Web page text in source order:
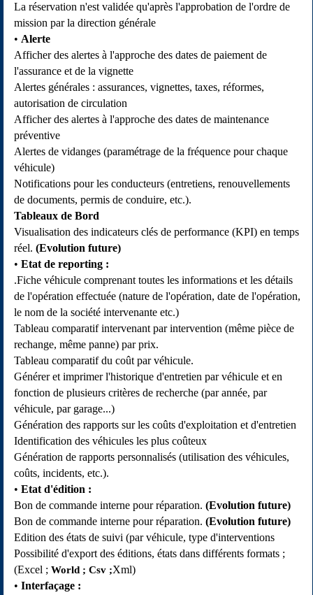
La réservation n'est validée qu'après l'approbation de l'ordre de
mission par la direction générale
Alerte
Afficher des alertes à l'approche des dates de paiement de
l'assurance et de la vignette
Alertes générales : assurances, vignettes, taxes, réformes,
autorisation de circulation
Afficher des alertes à l'approche des dates de maintenance
préventive
Alertes de vidanges (paramétrage de la fréquence pour chaque
véhicule)
Notifications pour les conducteurs (entretiens, renouvellements
de documents, permis de conduire, etc.).
Tableaux de Bord
Visualisation des indicateurs clés de performance (KPI) en temps
réel. (Evolution future)
Etat de reporting :
.Fiche véhicule comprenant toutes les informations et les détails
de l'opération effectuée (nature de l'opération, date de l'opération,
le nom de la société intervenante etc.)
Tableau comparatif intervenant par intervention (même pièce de
rechange, même panne) par prix.
Tableau comparatif du coût par véhicule.
Générer et imprimer l'historique d'entretien par véhicule et en
fonction de plusieurs critères de recherche (par année, par
véhicule, par garage...)
Génération des rapports sur les coûts d'exploitation et d'entretien
Identification des véhicules les plus coûteux
Génération de rapports personnalisés (utilisation des véhicules,
coûts, incidents, etc.).
Etat d'édition :
Bon de commande interne pour réparation. (Evolution future)
Bon de commande interne pour réparation. (Evolution future)
Edition des états de suivi (par véhicule, type d'interventions
Possibilité d'export des éditions, états dans différents formats ;
(Excel ; World ; Csv ;Xml)
Interfaçage :